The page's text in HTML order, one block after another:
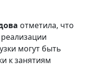
отметила, что
могут быть
к занятиям